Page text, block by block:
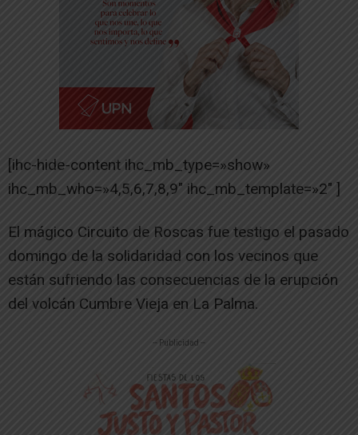
[ihc-hide-content ihc_mb_type=»show»
ihc_mb_who=»4,5,6,7,8,9″ ihc_mb_template=»2″ ]
El mágico Circuito de Roscas fue testigo el pasado
domingo de la solidaridad con los vecinos que
están sufriendo las consecuencias de la erupción
del volcán Cumbre Vieja en La Palma.
-- Publicidad --